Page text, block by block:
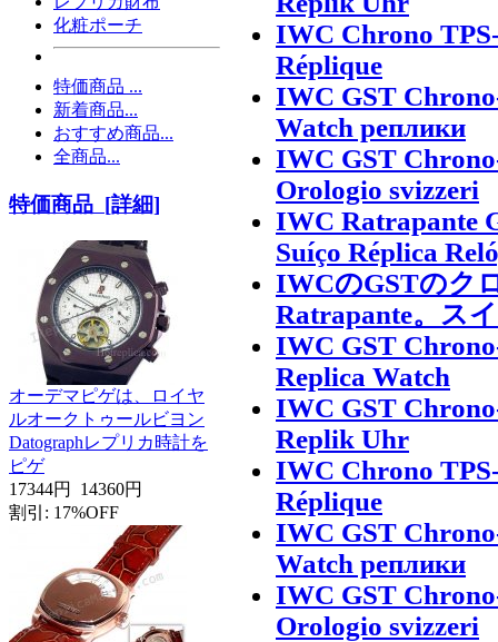
化粧ポーチ
特価商品 ...
新着商品...
おすすめ商品...
全商品...
特価商品 [詳細]
オーデマピゲは、ロイヤ
ルオークトゥールビヨン
Datographレプリカ時計を
ピゲ
17344円
14360円
割引: 17%OFF
IWC Chrono
Réplique
IWC GST
Watch реплики
IWC GST
Orologio svizzeri
IWC Ratrapante
Suíço Réplica
IWCのGSTのク
Ratrapante。ス
IWC GST
Replica Watch
IWC GST
Replik Uhr
IWC Chrono
Réplique
IWC GST
Watch реплики
IWC GST
Orologio svizzeri